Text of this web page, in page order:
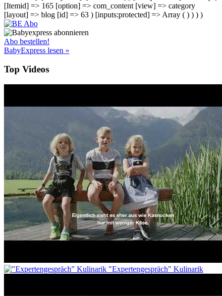
[Itemid] => 165 [option] => com_content [view] => category
[layout] => blog [id] => 63 ) [inputs:protected] => Array ( ) ) ) )
Abo bestellen!
BabyExpress lesen »
Top Videos
"Expertengespräch" Kulinarik